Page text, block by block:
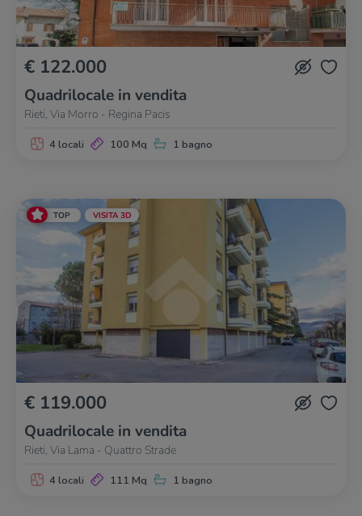
€ 122.000
Quadrilocale in vendita
Rieti, Via Morro - Regina Pacis
4 locali 100 Mq 1 bagno
TOP VISITA 3D
€ 119.000
Quadrilocale in vendita
Rieti, Via Lama - Quattro Strade
4 locali 111 Mq 1 bagno